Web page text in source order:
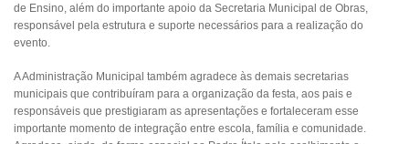
de Ensino, além do importante apoio da Secretaria Municipal de Obras,
responsável pela estrutura e suporte necessários para a realização do
evento.
A Administração Municipal também agradece às demais secretarias
municipais que contribuíram para a organização da festa, aos pais e
responsáveis que prestigiaram as apresentações e fortaleceram esse
importante momento de integração entre escola, família e comunidade.